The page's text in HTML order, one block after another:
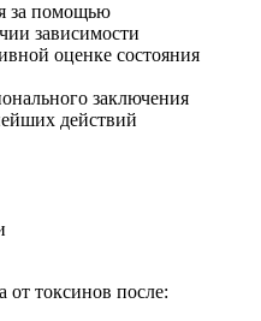
за помощью
зависимости
оценке состояния
заключения
действий
от токсинов после: